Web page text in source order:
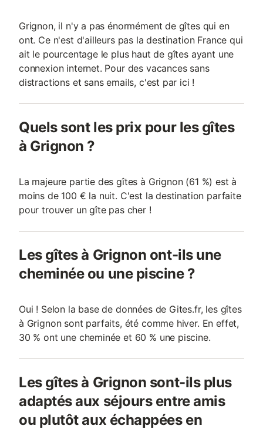
Grignon, il n'y a pas énormément de gîtes qui en
ont. Ce n'est d'ailleurs pas la destination France qui
ait le pourcentage le plus haut de gîtes ayant une
connexion internet. Pour des vacances sans
distractions et sans emails, c'est par ici !
Quels sont les prix pour les gîtes
à Grignon ?
La majeure partie des gîtes à Grignon (61 %) est à
moins de 100 € la nuit. C'est la destination parfaite
pour trouver un gîte pas cher !
Les gîtes à Grignon ont-ils une
cheminée ou une piscine ?
Oui ! Selon la base de données de Gites.fr, les gîtes
à Grignon sont parfaits, été comme hiver. En effet,
30 % ont une cheminée et 60 % une piscine.
Les gîtes à Grignon sont-ils plus
adaptés aux séjours entre amis
ou plutôt aux échappées en